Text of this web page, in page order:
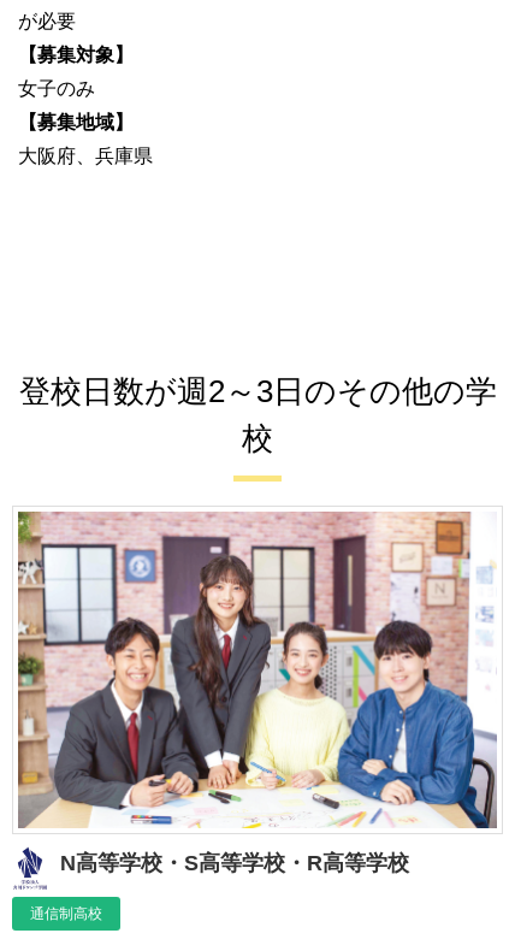
が必要
【募集対象】
女子のみ
【募集地域】
大阪府、兵庫県
登校日数が週2～3日のその他の学
校
N高等学校・S高等学校・R高等学校
通信制高校